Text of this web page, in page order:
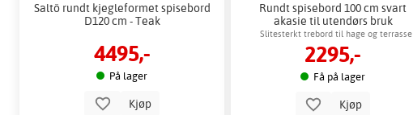
Saltö rundt kjegleformet spisebord
D120 cm - Teak
4495,-
På lager
Kjøp
Rundt spisebord 100 cm svart
akasie til utendørs bruk
Slitesterkt trebord til hage og terrasse
2295,-
Få på lager
Kjøp